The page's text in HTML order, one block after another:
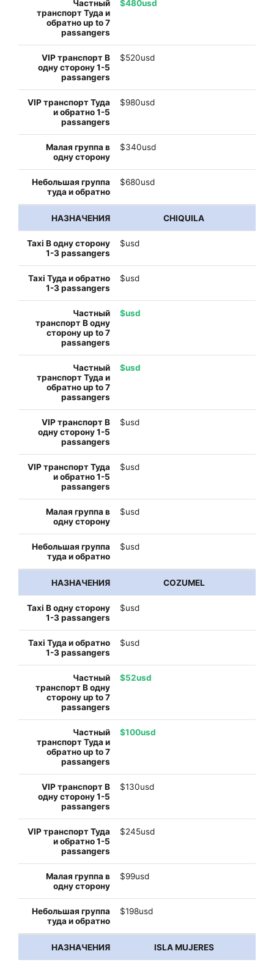
$480usd
$520usd
$980usd
$340usd
$680usd
CHIQUILA
$usd
$usd
$usd
$usd
$usd
$usd
$usd
$usd
COZUMEL
$usd
$usd
$52usd
$100usd
$130usd
$245usd
$99usd
$198usd
ISLA MUJERES